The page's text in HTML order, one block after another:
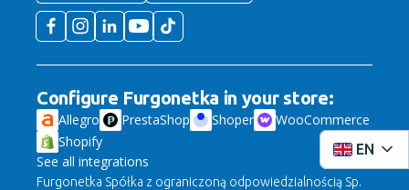
EN
Configure Furgonetka in your store:
Allegro PrestaShop Shoper
WooCommerce
Shopify
See all integrations
Furgonetka Spółka z ograniczoną odpowiedzialnością Sp.